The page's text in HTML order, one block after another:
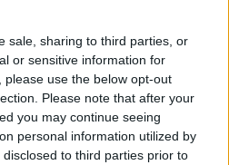
sale, sharing to third parties, or
or sensitive information for
use the below opt-out
Please note that after your
you may continue seeing
personal information utilized by
to third parties prior to
ANTERIOR
SIGUIENTE